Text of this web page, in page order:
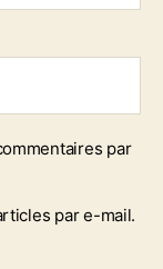
par
par e-mail.